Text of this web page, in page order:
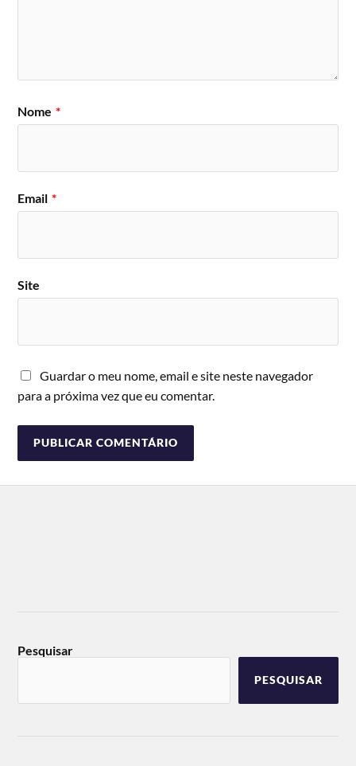
Nome *
Email *
Site
Guardar o meu nome, email e site neste navegador
para a próxima vez que eu comentar.
Pesquisar
PESQUISAR